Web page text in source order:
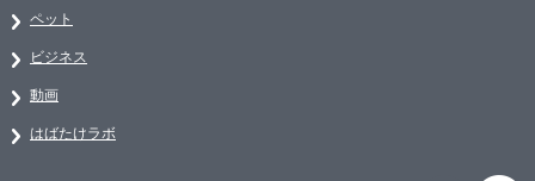
ペット
ビジネス
動画
はばたけラボ